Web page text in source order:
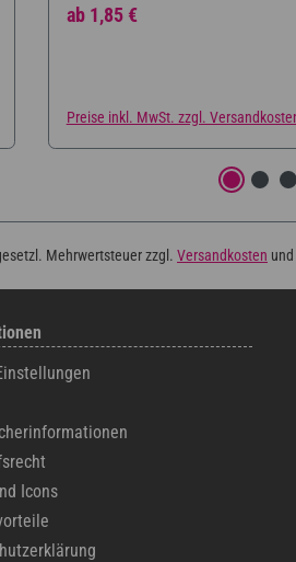
Regulärer Preis:
ab 1,85 €
Preise inkl. MwSt. zzgl.
Mehrwertsteuer zzgl. Versandkosten
Icons